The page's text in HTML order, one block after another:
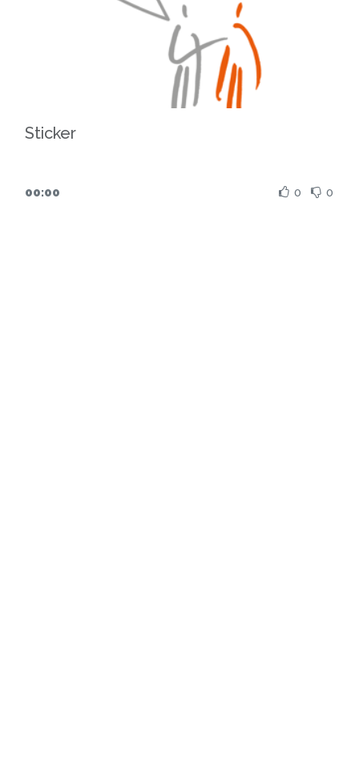
toelichting van de rol van het management
om zo een gedragen en zinvolle campagne
Sticker
00:00 0 0